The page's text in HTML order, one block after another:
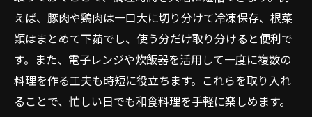
えば、豚肉や鶏肉は一口大に切り分けて冷凍保存、根菜
類はまとめて下茹でし、使う分だけ取り分けると便利で
す。また、電子レンジや炊飯器を活用して一度に複数の
料理を作る工夫も時短に役立ちます。これらを取り入れ
ることで、忙しい日でも和食料理を手軽に楽しめます。